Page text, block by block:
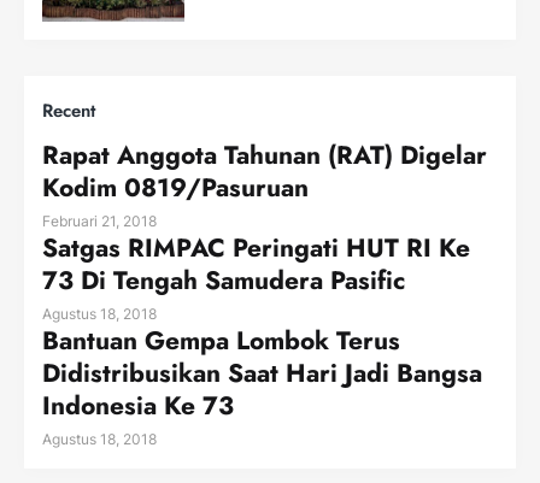
Recent
Rapat Anggota Tahunan (RAT) Digelar
Kodim 0819/Pasuruan
Februari 21, 2018
Satgas RIMPAC Peringati HUT RI Ke
73 Di Tengah Samudera Pasific
Agustus 18, 2018
Bantuan Gempa Lombok Terus
Didistribusikan Saat Hari Jadi Bangsa
Indonesia Ke 73
Agustus 18, 2018